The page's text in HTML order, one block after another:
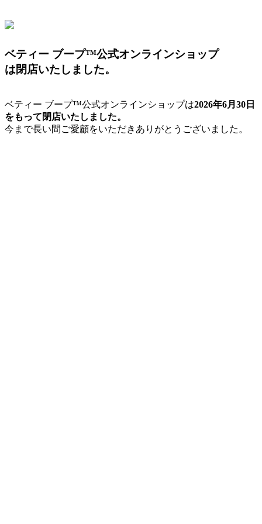
ベティー ブープ™公式オンラインショップ
は閉店いたしました。
ベティー ブープ™公式オンラインショップは2026年6月30日
をもって閉店いたしました。
今まで長い間ご愛顧をいただきありがとうございました。